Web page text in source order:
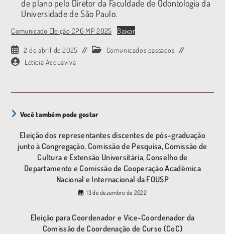
de plano pelo Diretor da Faculdade de Odontologia da
Universidade de São Paulo.
Comunicado Eleição CPG MP 2025 Baixar
2 de abril de 2025
Comunicados passados
Letícia Acquaviva
Você também pode gostar
Eleição dos representantes discentes de pós-graduação
junto à Congregação, Comissão de Pesquisa, Comissão de
Cultura e Extensão Universitária, Conselho de
Departamento e Comissão de Cooperação Acadêmica
Nacional e Internacional da FOUSP
13 de dezembro de 2022
Eleição para Coordenador e Vice-Coordenador da
Comissão de Coordenação de Curso (CoC)